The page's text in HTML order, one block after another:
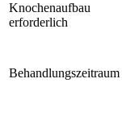
Knochenaufbau
erforderlich
Behandlungszeitraum